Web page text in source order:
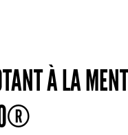
À LA